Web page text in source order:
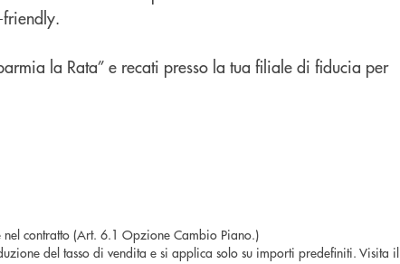
friendly.
la Rata” e recati presso la tua filiale di fiducia per
contratto (Art. 6.1 Opzione Cambio Piano.)
del tasso di vendita e si applica solo su importi predefiniti. Visita il